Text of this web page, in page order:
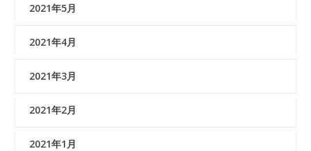
2021年5月
2021年4月
2021年3月
2021年2月
2021年1月